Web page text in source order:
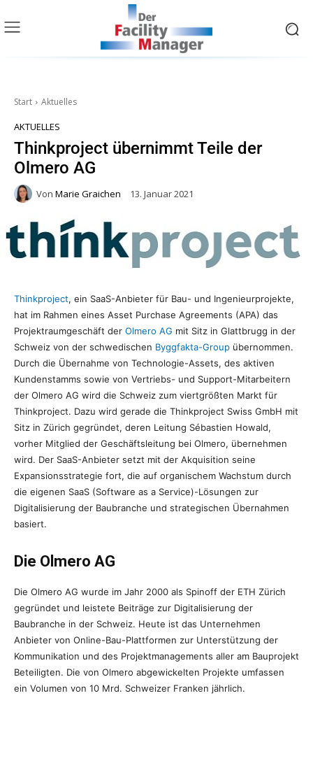
Start Aktuelles
AKTUELLES
Thinkproject übernimmt Teile der
Olmero AG
Von Marie Graichen 13. Januar 2021
Thinkproject, ein SaaS-Anbieter für Bau- und Ingenieurprojekte,
hat im Rahmen eines Asset Purchase Agreements (APA) das
Projektraumgeschäft der Olmero AG mit Sitz in Glattbrugg in der
Schweiz von der schwedischen Byggfakta-Group übernommen.
Durch die Übernahme von Technologie-Assets, des aktiven
Kundenstamms sowie von Vertriebs- und Support-Mitarbeitern
der Olmero AG wird die Schweiz zum viertgrößten Markt für
Thinkproject. Dazu wird gerade die Thinkproject Swiss GmbH mit
Sitz in Zürich gegründet, deren Leitung Sébastien Howald,
vorher Mitglied der Geschäftsleitung bei Olmero, übernehmen
wird. Der SaaS-Anbieter setzt mit der Akquisition seine
Expansionsstrategie fort, die auf organischem Wachstum durch
die eigenen SaaS (Software as a Service)-Lösungen zur
Digitalisierung der Baubranche und strategischen Übernahmen
basiert.
Die Olmero AG
Die Olmero AG wurde im Jahr 2000 als Spinoff der ETH Zürich
gegründet und leistete Beiträge zur Digitalisierung der
Baubranche in der Schweiz. Heute ist das Unternehmen
Anbieter von Online-Bau-Plattformen zur Unterstützung der
Kommunikation und des Projektmanagements aller am Bauprojekt
Beteiligten. Die von Olmero abgewickelten Projekte umfassen
ein Volumen von 10 Mrd. Schweizer Franken jährlich.